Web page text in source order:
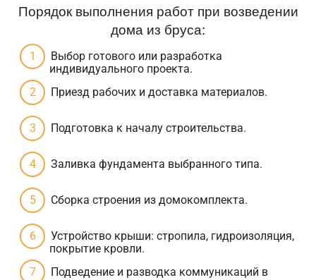
Порядок выполнения работ при возведении
дома из бруса:
Выбор готового или разработка
индивидуального проекта.
Приезд рабочих и доставка материалов.
Подготовка к началу строительства.
Заливка фундамента выбранного типа.
Сборка строения из домокомплекта.
Устройство крыши: стропила, гидроизоляция,
покрытие кровли.
Подведение и разводка коммуникаций в